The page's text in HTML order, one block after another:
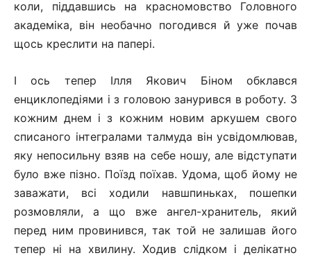
коли, піддавшись на красномовство Головного
академіка, він необачно погодився й уже почав
щось креслити на папері.
І ось тепер Ілля Якович Біном обклався
енциклопедіями і з головою занурився в роботу. З
кожним днем і з кожним новим аркушем свого
списаного інтегралами талмуда він усвідомлював,
яку непосильну взяв на себе ношу, але відступати
було вже пізно. Поїзд поїхав. Удома, щоб йому не
заважати, всі ходили навшпиньках, пошепки
розмовляли, а що вже ангел-хранитель, який
перед ним провинився, так той не залишав його
тепер ні на хвилину. Ходив слідком і делікатно